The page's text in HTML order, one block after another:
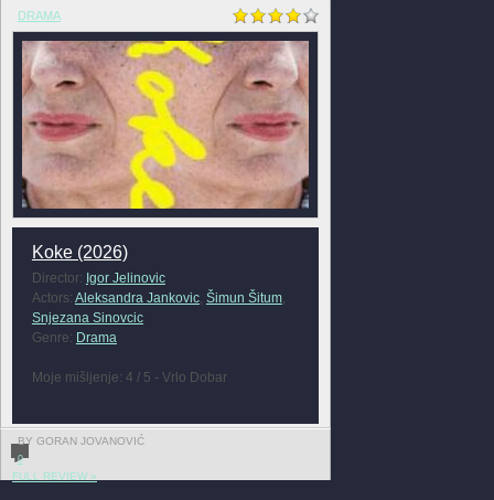
DRAMA
Koke (2026)
Director: Igor Jelinovic
Actors: Aleksandra Jankovic, Šimun Šitum,
Snjezana Sinovcic
Genre: Drama
Moje mišljenje: 4 / 5 - Vrlo Dobar
BY GORAN JOVANOVIĆ
0
FULL REVIEW »